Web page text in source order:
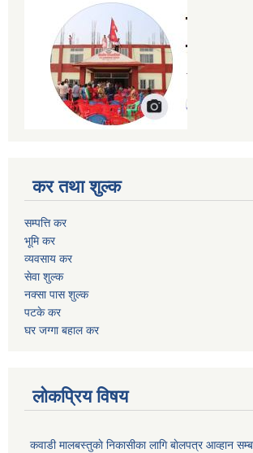
कर तथा शुल्क
सम्पत्ति कर
भूमि कर
व्यवसाय कर
सेवा शुल्क
नक्सा पास शुल्क
पटके कर
घर जग्गा बहाल कर
लोकप्रिय विषय
कवाडी मालबस्तुकाे निकासीका लागि बाेलपत्र आव्हान